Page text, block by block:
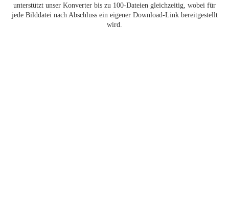
unterstützt unser Konverter bis zu 100-Dateien gleichzeitig, wobei für
jede Bilddatei nach Abschluss ein eigener Download-Link bereitgestellt
wird.